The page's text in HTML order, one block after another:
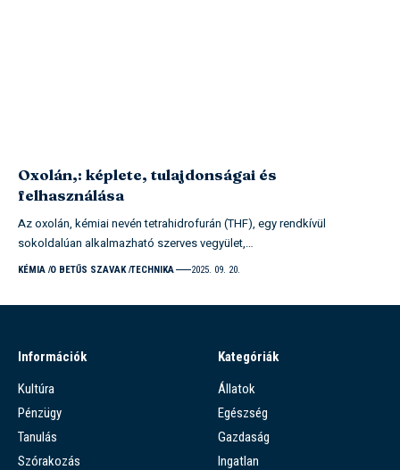
Oxolán,: képlete, tulajdonságai és
felhasználása
Az oxolán, kémiai nevén tetrahidrofurán (THF), egy rendkívül
sokoldalúan alkalmazható szerves vegyület,…
KÉMIA O BETŰS SZAVAK TECHNIKA 2025. 09. 20.
Információk
Kultúra
Pénzügy
Tanulás
Szórakozás
Kategóriák
Állatok
Egészség
Gazdaság
Ingatlan